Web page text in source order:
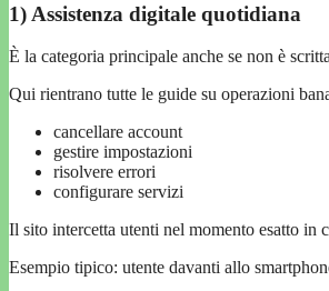
1) Assistenza digitale quotidiana
È la categoria principale anche se non è
Qui rientrano tutte le guide su operazioni
cancellare account
gestire impostazioni
risolvere errori
configurare servizi
Il sito intercetta utenti nel momento esatto in
Esempio tipico: utente davanti allo